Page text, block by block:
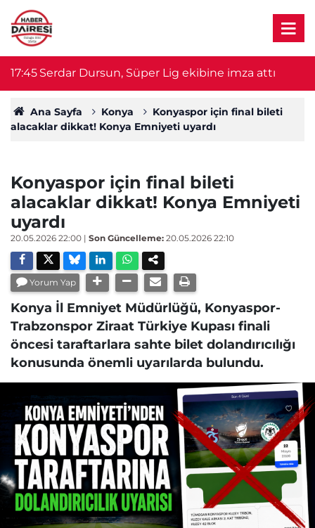
17:45 Serdar Dursun, Süper Lig ekibine imza attı
Ana Sayfa Konya
Konyaspor için final bileti
alacaklar dikkat! Konya Emniyeti uyardı
Konyaspor için final bileti
alacaklar dikkat! Konya Emniyeti
uyardı
20.05.2026 22:00 | Son Güncelleme: 20.05.2026 22:10
Yorum Yap
Konya İl Emniyet Müdürlüğü, Konyaspor-
Trabzonspor Ziraat Türkiye Kupası finali
öncesi taraftarlara sahte bilet dolandırıcılığı
konusunda önemli uyarılarda bulundu.